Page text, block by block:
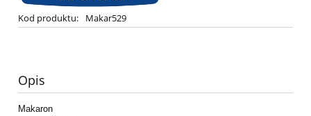
Kod produktu: Makar529
Opis
Makaron